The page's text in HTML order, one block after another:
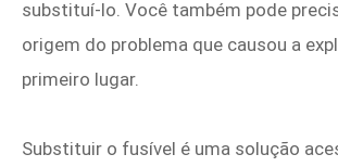
substituí-lo. Você também pode
origem do problema que causou a
primeiro lugar.
Substituir o fusível é uma solução